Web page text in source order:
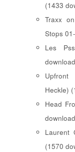
(1433
Traxx
Stops
Les
Heckle)
Head
Laurent
(1570